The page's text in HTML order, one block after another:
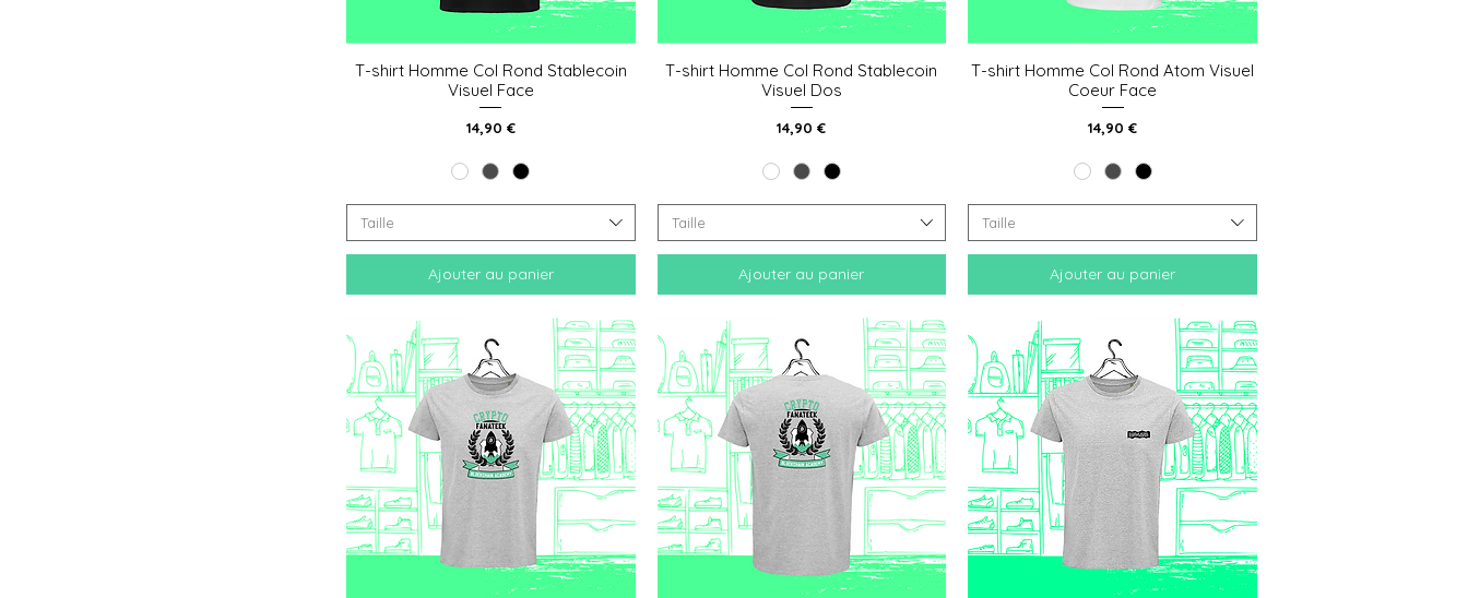
Aperçu rapide
T-shirt Homme Col Rond Stablecoin
Visuel Face
Prix
14,90 €
Taille
Ajouter au panier
Aperçu rapide
T-shirt Homme Col Rond Stablecoin
Visuel Dos
Prix
14,90 €
Taille
Ajouter au panier
Aperçu rapide
T-shirt Homme Col Rond Atom Visuel
Coeur Face
Prix
14,90 €
Taille
Ajouter au panier